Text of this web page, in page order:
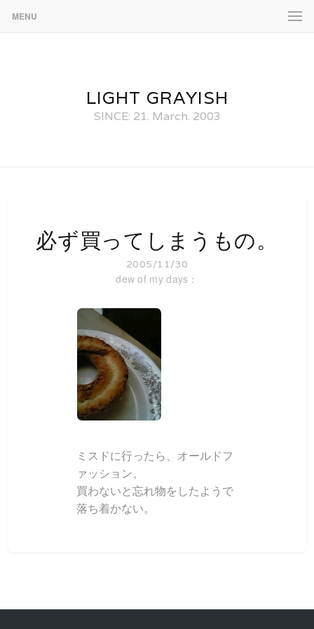
MENU
LIGHT GRAYISH
SINCE: 21. March. 2003
必ず買ってしまうもの。
2005/11/30
dew of my days：
ミスドに行ったら、オールドフ
ァッション。
買わないと忘れ物をしたようで
落ち着かない。